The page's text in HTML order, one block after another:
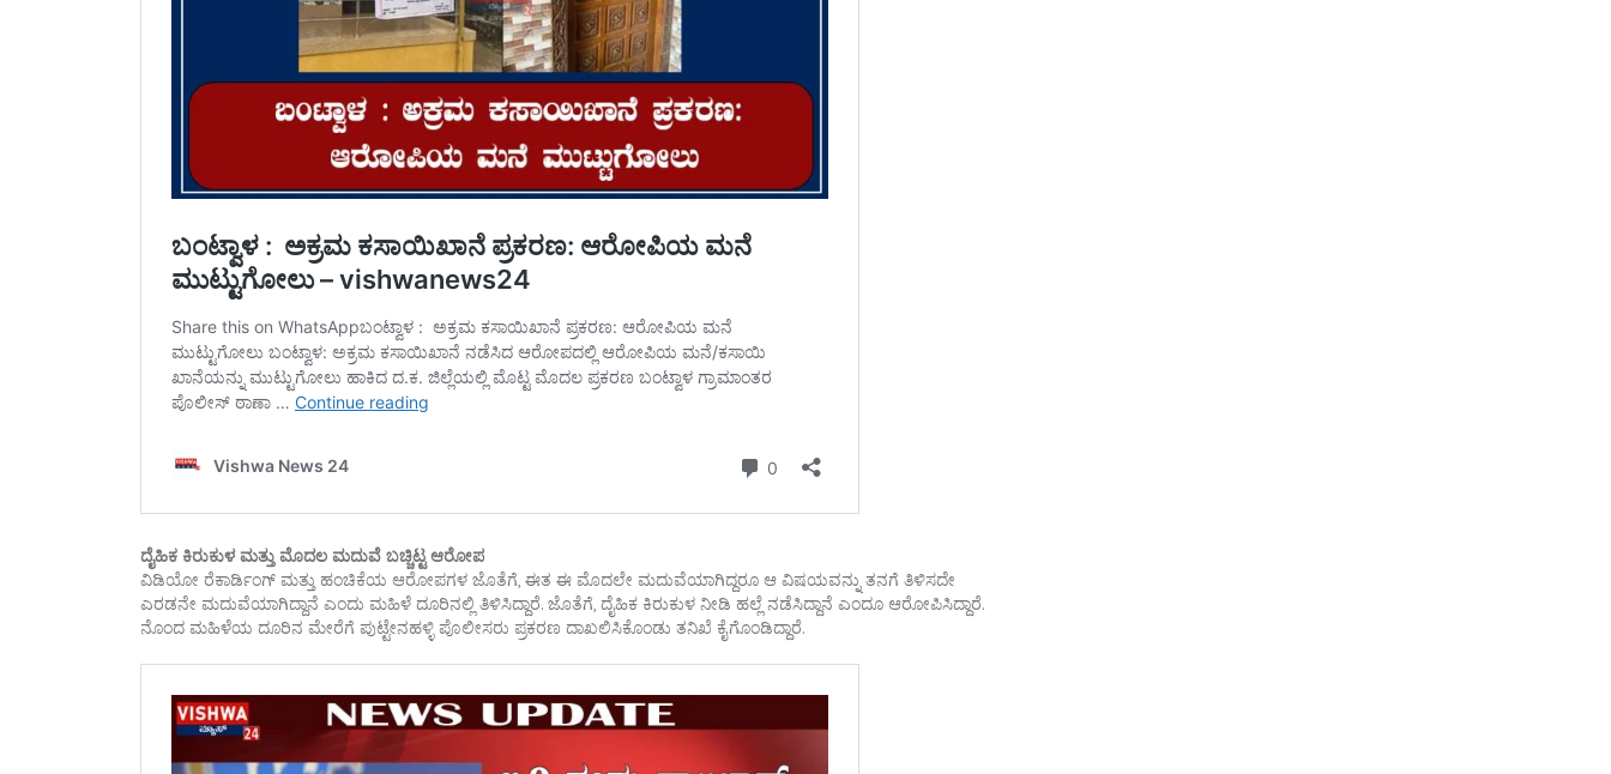
ದೈಹಿಕ ಕಿರುಕುಳ ಮತ್ತು ಮೊದಲ ಮದುವೆ ಬಚ್ಚಿಟ್ಟ ಆರೋಪ
ವಿಡಿಯೋ ರೆಕಾರ್ಡಿಂಗ್ ಮತ್ತು ಹಂಚಿಕೆಯ ಆರೋಪಗಳ ಜೊತೆಗೆ, ಈತ ಈ ಮೊದಲೇ ಮದುವೆಯಾಗಿದ್ದರೂ ಆ ವಿಷಯವನ್ನು ತನಗೆ ತಿಳಿಸದೇ
ಎರಡನೇ ಮದುವೆಯಾಗಿದ್ದಾನೆ ಎಂದು ಮಹಿಳೆ ದೂರಿನಲ್ಲಿ ತಿಳಿಸಿದ್ದಾರೆ. ಜೊತೆಗೆ, ದೈಹಿಕ ಕಿರುಕುಳ ನೀಡಿ ಹಲ್ಲೆ ನಡೆಸಿದ್ದಾನೆ ಎಂದೂ ಆರೋಪಿಸಿದ್ದಾರೆ.
ನೊಂದ ಮಹಿಳೆಯ ದೂರಿನ ಮೇರೆಗೆ ಪುಟ್ಟೇನಹಳ್ಳಿ ಪೊಲೀಸರು ಪ್ರಕರಣ ದಾಖಲಿಸಿಕೊಂಡು ತನಿಖೆ ಕೈಗೊಂಡಿದ್ದಾರೆ.